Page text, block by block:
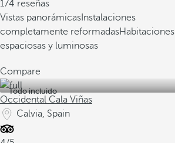
174 reseñas
Vistas panorámicas Instalaciones
completamente reformadasHabitaciones
espaciosas y luminosas
Compare
Todo incluido
Occidental Cala Viñas
Calvia, Spain